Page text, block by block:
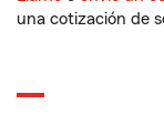
una cotización de